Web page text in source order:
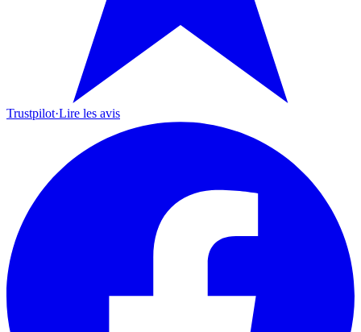
Trustpilot·Lire les avis